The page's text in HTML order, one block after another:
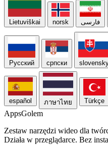
Lietuviškai norsk فارسی
Русский српски
español ภาษาไทย Türkçe
AppsGolem
Zestaw narzędzi wideo dla
Działa w przeglądarce. Bez